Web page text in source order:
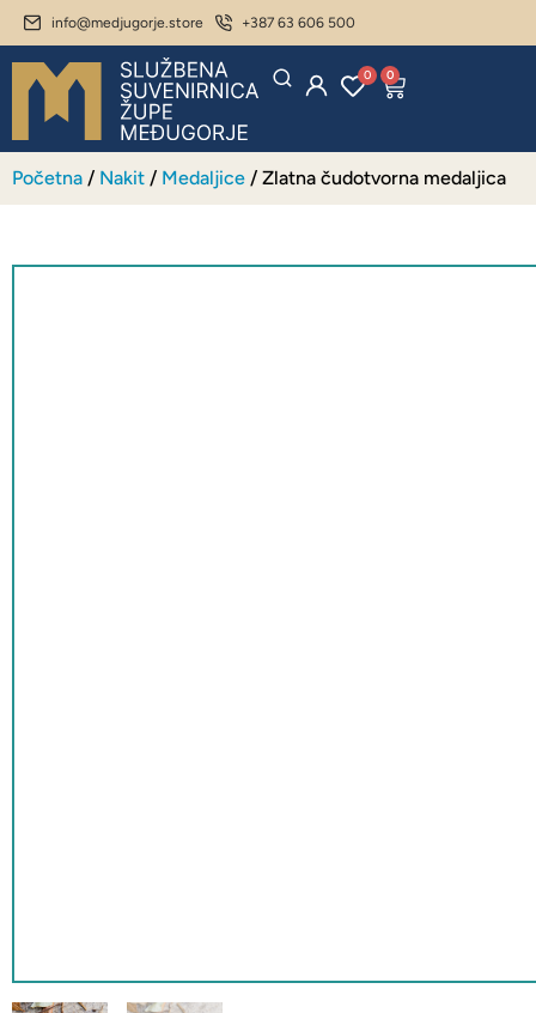
info@medjugorje.store +387 63 606 500
0 0
Početna / Nakit / Medaljice / Zlatna čudotvorna medaljica